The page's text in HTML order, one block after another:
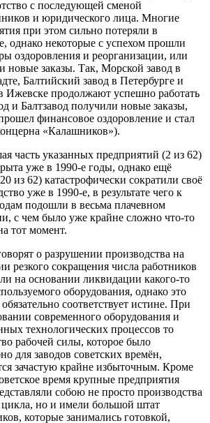
с последующей сменой
и юридического лица. Многие
при этом сильно потеряли в
однако некоторые с успехом прошли
оздоровления и реорганизации, или
новые заказы. Так, Морской завод в
Балтийский завод в Петербурге и
продолжают успешно работать
и Балтзавод получили новые заказы,
финансовое оздоровление и стал
«Калашников»).
часть указанных предприятий (2 из 62)
уже в 1990-е годы, однако ещё
из 62) катастрофически сократили своё
уже в 1990-е, в результате чего к
подошли в весьма плачевном
с чем было уже крайне сложно что-то
тот момент.
о разрушении производства на
резкого сокращения числа работников
на основании ликвидации какого-то
оборудования, однако это
соответствует истине. При
современного оборудования и
технологических процессов то
рабочей силы, которое было
для заводов советских времён,
зачастую крайне избыточным. Кроме
время крупные предприятия
собою не просто производства
но и имели большой штат
которые занимались готовкой,